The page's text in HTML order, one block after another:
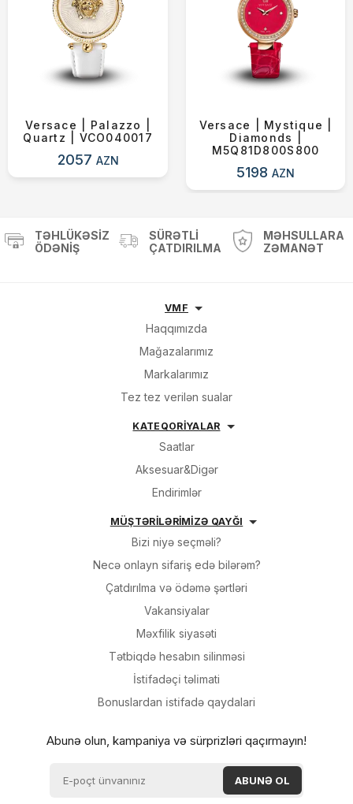
Versace | Palazzo |
Quartz | VCO040017
2057 AZN
Versace | Mystique |
Diamonds |
M5Q81D800S800
5198AZN
TƏHLÜKƏSIZ
ÖDƏNIŞ
SÜRƏTLI
ÇATDIRILMA
MƏHSULLARA
ZƏMANƏT
VMF
Haqqımızda
Mağazalarımız
Markalarımız
Tez tez verilən sualar
KATEQORİYALAR
Saatlar
Aksesuar&Digər
Endirimlər
MÜŞTƏRİLƏRİMİZƏ QAYĞI
Bizi niyə seçməli?
Necə onlayn sifariş edə bilərəm?
Çatdırılma və ödəmə şərtləri
Vakansiyalar
Məxfilik siyasəti
Tətbiqdə hesabın silinməsi
İsti̇fadəçi̇ təli̇mati
Bonuslardan i̇sti̇fadə qaydalari
Abunə olun, kampaniya və sürprizləri qaçırmayın!